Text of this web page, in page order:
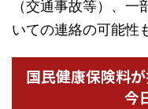
（交通事故等）、
いての連絡の可能性
国民健康保険料
今